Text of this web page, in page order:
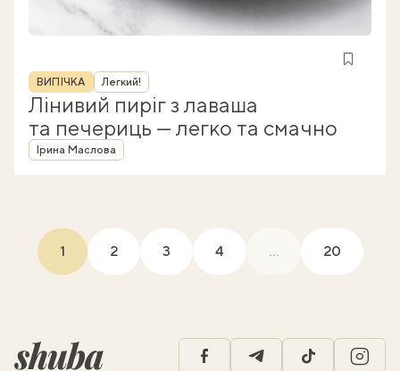
Рубрика
ВИПІЧКА Легкий!
Лінивий пиріг з лаваша
та печериць — легко та смачно
Автор
Ірина Маслова
1(current)
2 3 4 ... 20
facebooktelegramtiktok